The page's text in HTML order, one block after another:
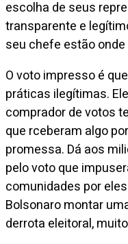
escolha de seus
transparente e
seu chefe estão
O voto impresso é
práticas ilegítimas.
comprador de votos
que rceberam algo
promessa. Dá aos
pelo voto que
comunidades por
Bolsonaro montar
derrota eleitoral,